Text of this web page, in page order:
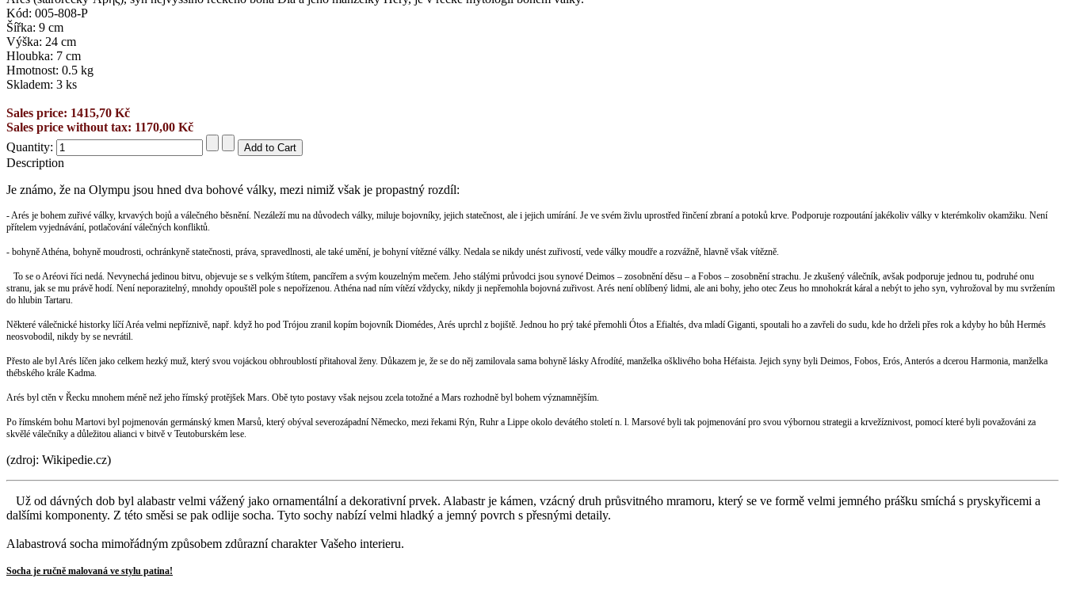
Kód: 005-808-P
Šířka: 9 cm
Výška: 24 cm
Hloubka: 7 cm
Hmotnost: 0.5 kg
Skladem: 3 ks
Sales price: 1415,70 Kč
Sales price without tax: 1170,00 Kč
Quantity:
Description
Je známo, že na Olympu jsou hned dva bohové války, mezi nimiž však je propastný rozdíl:
- Arés je bohem zuřivé války, krvavých bojů a válečného běsnění. Nezáleží mu na důvodech války, miluje bojovníky, jejich statečnost, ale i jejich umírání. Je ve svém živlu uprostřed řinčení zbraní a potoků krve. Podporuje rozpoutání jakékoliv války v kterémkoliv okamžiku. Není
přítelem vyjednávání, potlačování válečných konfliktů.
- bohyně Athéna, bohyně moudrosti, ochránkyně statečnosti, práva, spravedlnosti, ale také umění, je bohyní vítězné války. Nedala se nikdy unést zuřivostí, vede války moudře a rozvážně, hlavně však vítězně.
To se o Aréovi říci nedá. Nevynechá jedinou bitvu, objevuje se s velkým štítem, pancířem a svým kouzelným mečem. Jeho stálými průvodci jsou synové Deimos – zosobnění děsu – a Fobos – zosobnění strachu. Je zkušený válečník, avšak podporuje jednou tu, podruhé onu
stranu, jak se mu právě hodí. Není neporazitelný, mnohdy opouštěl pole s nepořízenou. Athéna nad ním vítězí vždycky, nikdy ji nepřemohla bojovná zuřivost. Arés není oblíbený lidmi, ale ani bohy, jeho otec Zeus ho mnohokrát káral a nebýt to jeho syn, vyhrožoval by mu svržením
do hlubin Tartaru.
Některé válečnické historky líčí Aréa velmi nepříznivě, např. když ho pod Trójou zranil kopím bojovník Diomédes, Arés uprchl z bojiště. Jednou ho prý také přemohli Ótos a Efialtés, dva mladí Giganti, spoutali ho a zavřeli do sudu, kde ho drželi přes rok a kdyby ho bůh Hermés
neosvobodil, nikdy by se nevrátil.
Přesto ale byl Arés líčen jako celkem hezký muž, který svou vojáckou obhroublostí přitahoval ženy. Důkazem je, že se do něj zamilovala sama bohyně lásky Afrodíté, manželka ošklivého boha Héfaista. Jejich syny byli Deimos, Fobos, Erós, Anterós a dcerou Harmonia, manželka
thébského krále Kadma.
Arés byl ctěn v Řecku mnohem méně než jeho římský protějšek Mars. Obě tyto postavy však nejsou zcela totožné a Mars rozhodně byl bohem významnějším.
Po římském bohu Martovi byl pojmenován germánský kmen Marsů, který obýval severozápadní Německo, mezi řekami Rýn, Ruhr a Lippe okolo devátého století n. l. Marsové byli tak pojmenování pro svou výbornou strategii a krvežíznivost, pomocí které byli považováni za
skvělé válečníky a důležitou alianci v bitvě v Teutoburském lese.
(zdroj: Wikipedie.cz)
Už od dávných dob byl alabastr velmi vážený jako ornamentální a dekorativní prvek. Alabastr je kámen, vzácný druh průsvitného mramoru, který se ve formě velmi jemného prášku smíchá s pryskyřicemi a
dalšími komponenty. Z této směsi se pak odlije socha. Tyto sochy nabízí velmi hladký a jemný povrch s přesnými detaily.
Alabastrová socha mimořádným způsobem zdůrazní charakter Vašeho interieru.
Socha je ručně malovaná ve stylu patina!